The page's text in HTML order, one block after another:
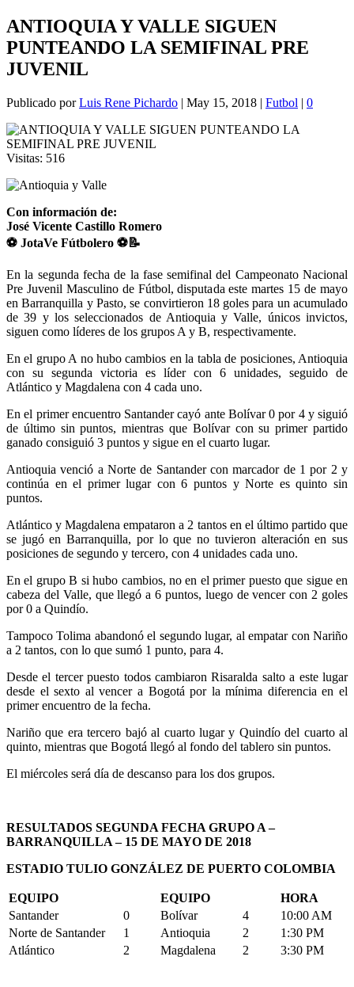
ANTIOQUIA Y VALLE SIGUEN
PUNTEANDO LA SEMIFINAL PRE
JUVENIL
Publicado porLuis Rene Pichardo | May 15, 2018 | Futbol | 0
Visitas: 516
Con información de:
José Vicente Castillo Romero
⚽ JotaVe Fútbolero ⚽📝
En la segunda fecha de la fase semifinal del Campeonato Nacional
Pre Juvenil Masculino de Fútbol, disputada este martes 15 de mayo
en Barranquilla y Pasto, se convirtieron 18 goles para un acumulado
de 39 y los seleccionados de Antioquia y Valle, únicos invictos,
siguen como líderes de los grupos A y B, respectivamente.
En el grupo A no hubo cambios en la tabla de posiciones, Antioquia
con su segunda victoria es líder con 6 unidades, seguido de
Atlántico y Magdalena con 4 cada uno.
En el primer encuentro Santander cayó ante Bolívar 0 por 4 y siguió
de último sin puntos, mientras que Bolívar con su primer partido
ganado consiguió 3 puntos y sigue en el cuarto lugar.
Antioquia venció a Norte de Santander con marcador de 1 por 2 y
continúa en el primer lugar con 6 puntos y Norte es quinto sin
puntos.
Atlántico y Magdalena empataron a 2 tantos en el último partido que
se jugó en Barranquilla, por lo que no tuvieron alteración en sus
posiciones de segundo y tercero, con 4 unidades cada uno.
En el grupo B si hubo cambios, no en el primer puesto que sigue en
cabeza del Valle, que llegó a 6 puntos, luego de vencer con 2 goles
por 0 a Quindío.
Tampoco Tolima abandonó el segundo lugar, al empatar con Nariño
a 2 tantos, con lo que sumó 1 punto, para 4.
Desde el tercer puesto todos cambiaron Risaralda salto a este lugar
desde el sexto al vencer a Bogotá por la mínima diferencia en el
primer encuentro de la fecha.
Nariño que era tercero bajó al cuarto lugar y Quindío del cuarto al
quinto, mientras que Bogotá llegó al fondo del tablero sin puntos.
El miércoles será día de descanso para los dos grupos.
RESULTADOS SEGUNDA FECHA GRUPO A –
BARRANQUILLA – 15 DE MAYO DE 2018
ESTADIO TULIO GONZÁLEZ DE PUERTO COLOMBIA
EQUIPO EQUIPO
HORA
Santander
0 Bolívar 4
10:00 AM
Norte de Santander
1 Antioquia 2
1:30 PM
Atlántico
2 Magdalena 2 3:30 PM